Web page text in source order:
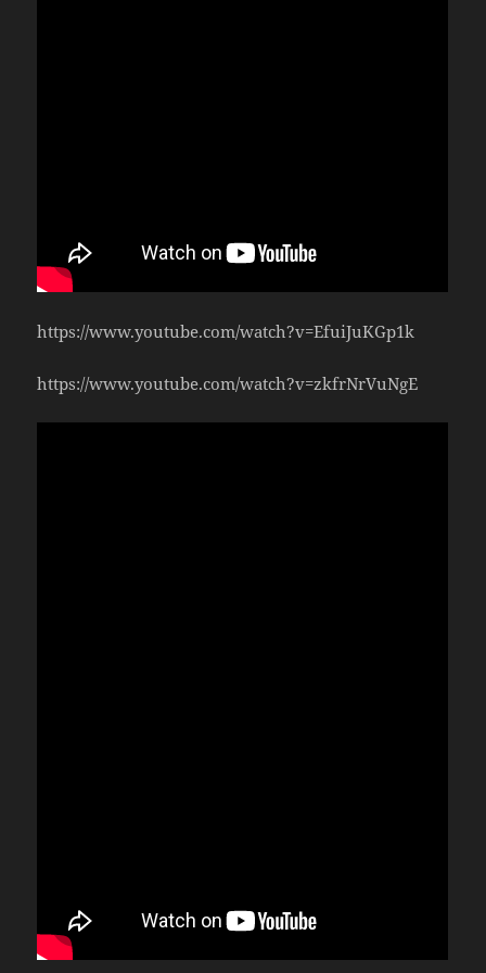
https://www.youtube.com/watch?v=EfuiJuKGp1k
https://www.youtube.com/watch?v=zkfrNrVuNgE